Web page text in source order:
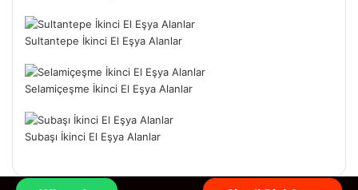
Sultantepe İkinci El Eşya Alanlar
Selamiçeşme İkinci El Eşya Alanlar
Subaşı İkinci El Eşya Alanlar